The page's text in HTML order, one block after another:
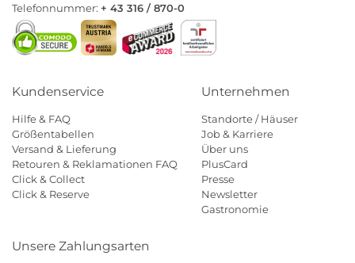
Telefonnummer: + 43 316 / 870-0
Kundenservice
Hilfe & FAQ
Größentabellen
Versand & Lieferung
Retouren & Reklamationen FAQ
Click & Collect
Click & Reserve
Unternehmen
Standorte / Häuser
Job & Karriere
Über uns
PlusCard
Presse
Newsletter
Gastronomie
Unsere Zahlungsarten